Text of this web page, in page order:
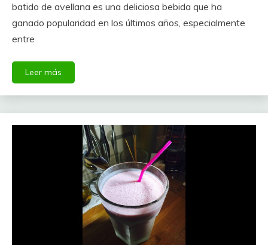
batido de avellana es una deliciosa bebida que ha
ganado popularidad en los últimos años, especialmente
entre
Leer más